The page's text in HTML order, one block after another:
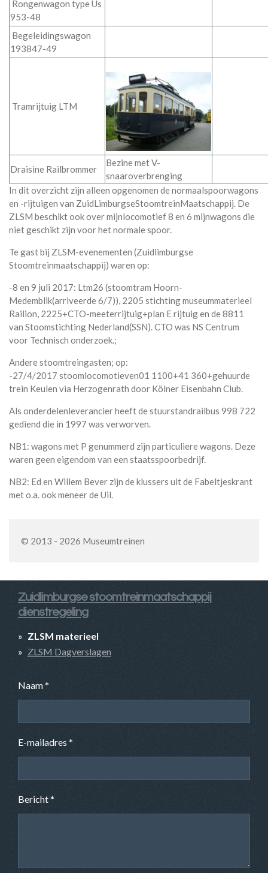
Rongenwagon type Us
953-48
Begeleidingswagon
193847-49
Tramrijtuig LTM
Draisine Railbrommer
Bezine met V-
snaaroverbrenging
In dit overzicht zijn alleen opgenomen de normaalspoorwagons
en -rijtuigen van ZuidLimburgseStoomtreinMaatschappij. De
ZLSM beschikt ook over mijnlocomotief 8 en 6 mijnwagons die
niet geschikt zijn voor het normale spoor.
Te gast bij ZLSM-evenementen (Zuidlimburgse
Stoomtreinmaatschappij) waren op:
-8 en 9 juli 2017: Ltm26 (stoomtram Hoorn-
Medemblik(arriveerde 6/7)), 2205 stichting museummaterieel
Railion, 2225+CTO-meeterrijtuig+plan E rijtuig en de 8811
van Stoomstichting Nederland(SSN). CTO was NS Centrum
voor Technisch onderzoek.;
Andere stoomtreingasten; op:
-27/4/2017 stoomlocomotieven01 1100+41 360+gehuurde
trein Keulen via Herzogenrath door Kölner Eisenbahn Club.
Als onderdelenleverancier heeft de stuurstandrailbus 998 722
gediend die in 1997 was verworven.
NB1: wagons met P genummerd zijn particuliere wagons. Deze
waren geen eigendom van een staatsspoorbedrijf.
NB2: Ed en Willem Bever zijn de klussers uit de Fabeltjeskrant
met o.a. ook meneer de Uil.
© 2013 - 2026 Museumtreinen
Zuidlimburgse stoomtreinmaatschappij
dienstregeling
ZLSM materieel
ZLSM Dagverslagen
Naam *
E-mailadres *
Bericht *